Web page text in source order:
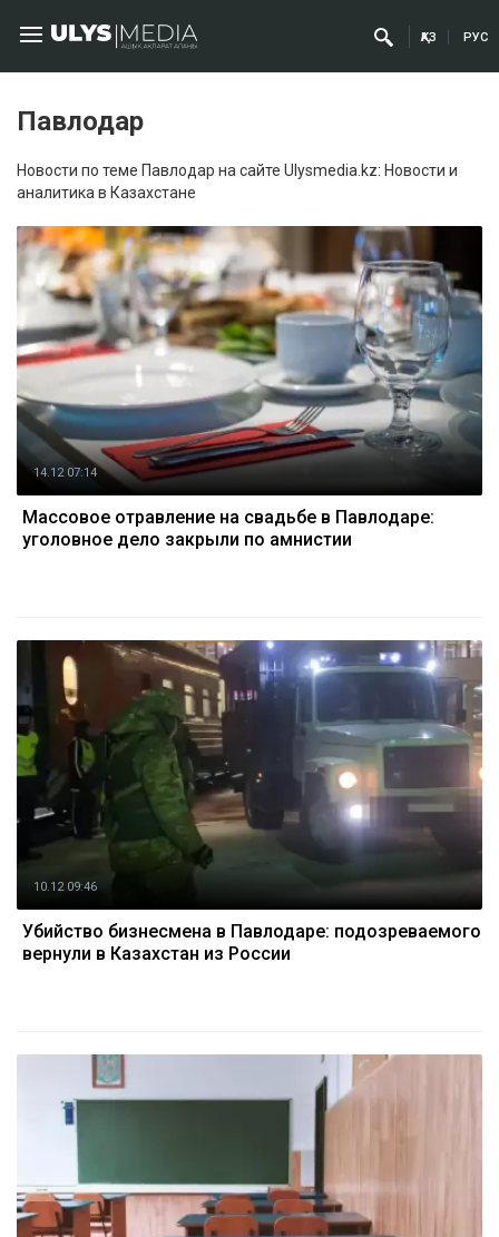
ҚАЗ РУС
Павлодар
Новости по теме Павлодар на сайте Ulysmedia.kz: Новости и
аналитика в Казахстане
14.12 07:14
Массовое отравление на свадьбе в Павлодаре:
уголовное дело закрыли по амнистии
10.12 09:46
Убийство бизнесмена в Павлодаре: подозреваемого
вернули в Казахстан из России